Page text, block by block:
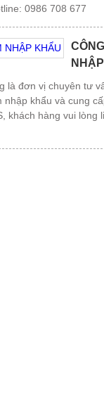
0986 708 677
là đơn vị chuyên tư
nhập khẩu và cung
khách hàng vui lòng